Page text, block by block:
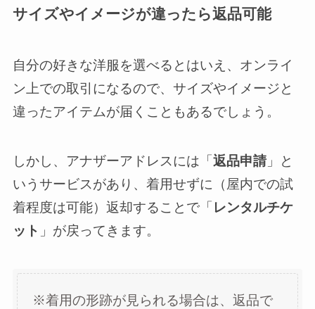
サイズやイメージが違ったら返品可能
自分の好きな洋服を選べるとはいえ、オンライ
ン上での取引になるので、サイズやイメージと
違ったアイテムが届くこともあるでしょう。
しかし、アナザーアドレスには「 返品申請」と
いうサービスがあり、着用せずに（屋内での試
着程度は可能）返却することで「 レンタルチケ
ット 」が戻ってきます。
※着用の形跡が見られる場合は、返品で